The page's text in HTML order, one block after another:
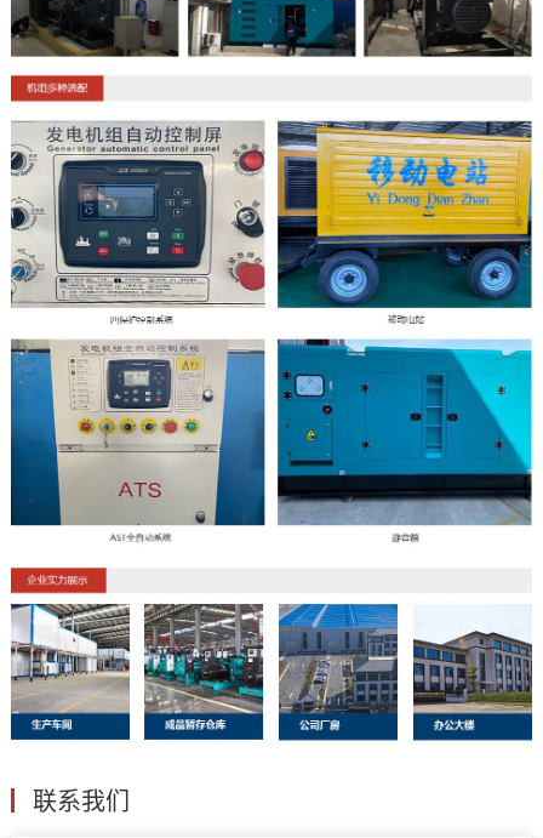
联系我们